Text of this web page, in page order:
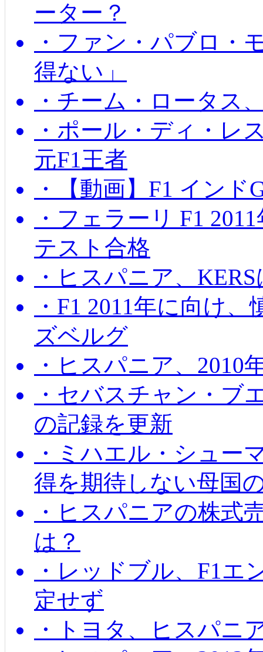
ーター？
・ファン・パブロ・
得ない」
・チーム・ロータス
・ポール・ディ・レ
元F1王者
・【動画】F1 イン
・フェラーリ F1
テスト合格
・ヒスパニア、
・F1 2011年に向け
ズベルグ
・ヒスパニア、2010
・セバスチャン・ブ
の記録を更新
・ミハエル・シュー
得を期待しない母国
・ヒスパニアの株式
は？
・レッドブル、F1エ
定せず
・トヨタ、ヒスパニ